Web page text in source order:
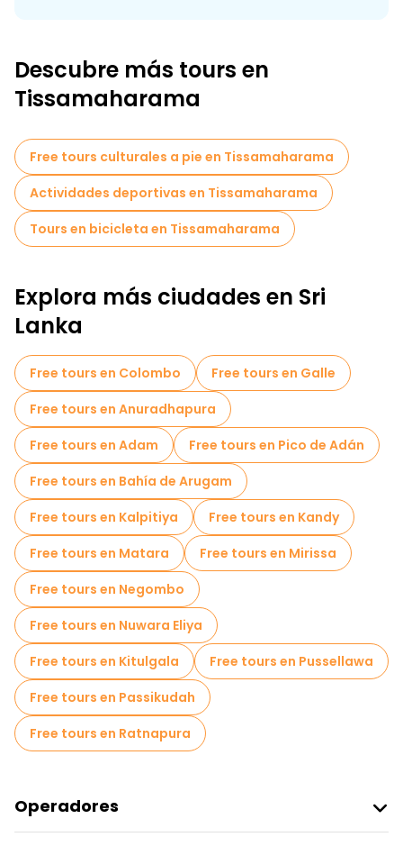
pueden avistar aves acuáticas como garzas, garcetas y
martines pescadores. El tranquilo entorno que rodea el lago
es ideal para pasear sin prisas, con vistas panorámicas de
los arrozales y las colinas lejanas.
Descubre más tours en
Tissamaharama
Free tours culturales a pie en Tissamaharama
Actividades deportivas en Tissamaharama
Tours en bicicleta en Tissamaharama
Explora más ciudades en Sri
Lanka
Free tours en Colombo
Free tours en Galle
Free tours en Anuradhapura
Free tours en Adam
Free tours en Pico de Adán
Free tours en Bahía de Arugam
Free tours en Kalpitiya
Free tours en Kandy
Free tours en Matara
Free tours en Mirissa
Free tours en Negombo
Free tours en Nuwara Eliya
Free tours en Kitulgala
Free tours en Pussellawa
Free tours en Passikudah
Free tours en Ratnapura
Operadores